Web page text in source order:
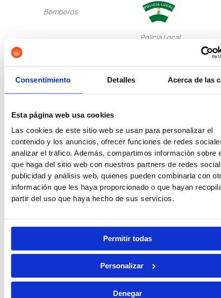
Consentimiento Detalles Acerca de las
Esta página web usa cookies
Las cookies de este sitio web se usan para personalizar el
contenido y los anuncios, ofrecer funciones de redes
analizar el tráfico. Además, compartimos información sobre
que haga del sitio web con nuestros partners de redes
publicidad y análisis web, quienes pueden combinarla con
información que les haya proporcionado o que hayan
partir del uso que haya hecho de sus servicios.
Permitir todas
Personalizar
Denegar
Bomberos
Policía Local
Básica
Policía Nacional Escala
Guardia Civil
Tropa y Marinería
Oposiciones de Justicia Auxilio Judicial